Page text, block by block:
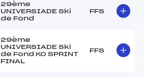
29ème
UNIVERSIADE Ski
de Fond
FFS
29ème
UNIVERSIADE Ski
de Fond KO SPRINT
FINAL
FFS